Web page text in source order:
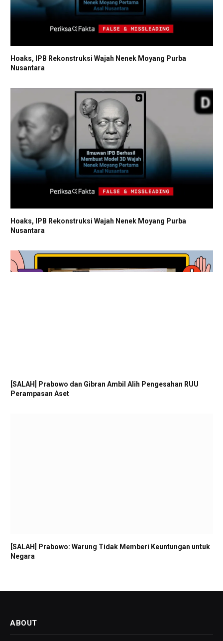
Hoaks, IPB Rekonstruksi Wajah Nenek Moyang Purba
Nusantara
Hoaks, IPB Rekonstruksi Wajah Nenek Moyang Purba
Nusantara
[SALAH] Prabowo dan Gibran Ambil Alih Pengesahan RUU
Perampasan Aset
[SALAH] Prabowo: Warung Tidak Memberi Keuntungan untuk
Negara
ABOUT